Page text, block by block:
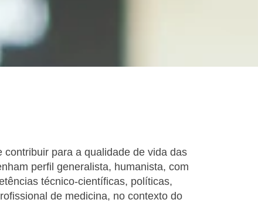
para a qualidade de vida das
perfil generalista, humanista, com
técnico-científicas, políticas,
de medicina, no contexto do